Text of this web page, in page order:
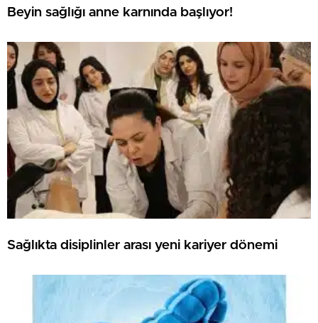
Beyin sağlığı anne karnında başlıyor!
Sağlıkta disiplinler arası yeni kariyer dönemi